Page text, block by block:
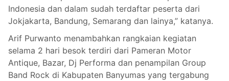
Indonesia dan dalam sudah terdaftar peserta dari
Jokjakarta, Bandung, Semarang dan lainya,” katanya.
Arif Purwanto menambahkan rangkaian kegiatan
selama 2 hari besok terdiri dari Pameran Motor
Antique, Bazar, Dj Performa dan penampilan Group
Band Rock di Kabupaten Banyumas yang tergabung